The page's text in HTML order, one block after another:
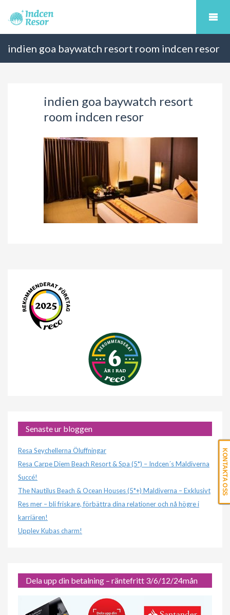
indien goa baywatch resort room indcen resor
indien goa baywatch resort
room indcen resor
Senaste ur bloggen
Resa Seychellerna Öluffningar
Resa Carpe Diem Beach Resort & Spa (5*) – Indcen´s Maldiverna
Succé!
The Nautilus Beach & Ocean Houses (5*+) Maldiverna – Exklusivt
Res mer – bli friskare, förbättra dina relationer och nå högre i
karriären!
Upplev Kubas charm!
Dela upp din betalning – räntefritt 3/6/12/24mån
KONTAKTA OSS